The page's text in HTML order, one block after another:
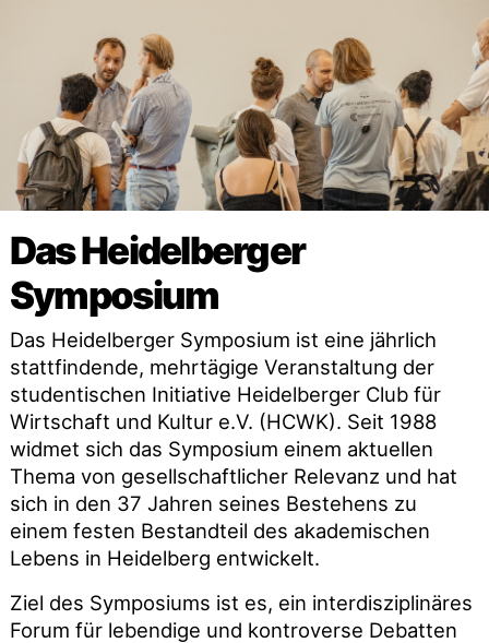
Das Heidelberger
Symposium
Das Heidelberger Symposium ist eine jährlich
stattfindende, mehrtägige Veranstaltung der
studentischen Initiative Heidelberger Club für
Wirtschaft und Kultur e.V. (HCWK). Seit 1988
widmet sich das Symposium einem aktuellen
Thema von gesellschaftlicher Relevanz und hat
sich in den 37 Jahren seines Bestehens zu
einem festen Bestandteil des akademischen
Lebens in Heidelberg entwickelt.
Ziel des Symposiums ist es, ein interdisziplinäres
Forum für lebendige und kontroverse Debatten